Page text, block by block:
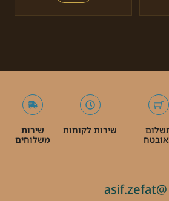
שירות לקוחות
שירות
משלוחים
@asif.zefat